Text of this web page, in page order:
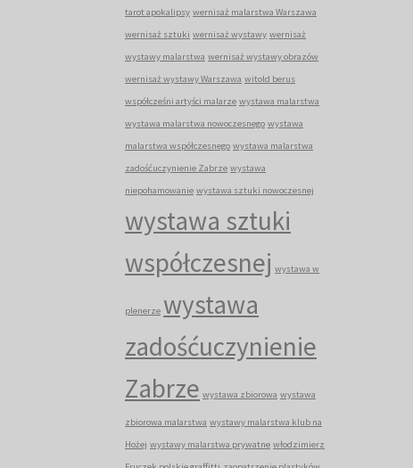
tarot apokalipsy wernisaż malarstwa Warszawa
wernisaż sztuki wernisaż wystawy wernisaż
wystawy malarstwa wernisaż wystawy obrazów
wernisaż wystawy Warszawa witold berus
współcześni artyści malarze wystawa malarstwa
wystawa malarstwa nowoczesnego wystawa
malarstwa współczesnego wystawa malarstwa
zadośćuczynienie Zabrze wystawa
niepohamowanie wystawa sztuki nowoczesnej
wystawa sztuki
współczesnej wystawa w
plenerze wystawa
zadośćuczynienie
Zabrze wystawa zbiorowa wystawa
zbiorowa malarstwa wystawy malarstwa klub na
Hożej wystawy malarstwa prywatne włodzimierz